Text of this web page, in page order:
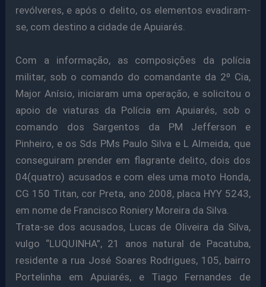
revólveres, e após o delito, os elementos evadiram-
se, com destino a cidade de Apuiarés.
Com a informação, as composições da polícia
militar, sob o comando do comandante da 2º Cia,
Major Anísio, iniciaram uma operação, e solicitou o
apoio de viaturas da Polícia em Apuiarés, sob o
comando dos Sargentos da PM Jefferson e
Pinheiro, e os Sds PMs Paulo Silva e L Almeida, que
conseguiram prender em flagrante delito, dois dos
04(quatro) acusados e com eles uma moto Honda,
CG 150 Titan, cor Preta, ano 2008, placa HYY 5243,
em nome de Francisco Roniery Moreira da Silva.
Trata-se dos acusados, Lucas de Oliveira da Silva,
vulgo “LUQUINHA”, 21 anos natural de Pacatuba,
residente a rua José Soares Rodrigues, 105, bairro
Portelinha em Apuiarés, e Tiago Fernandes de